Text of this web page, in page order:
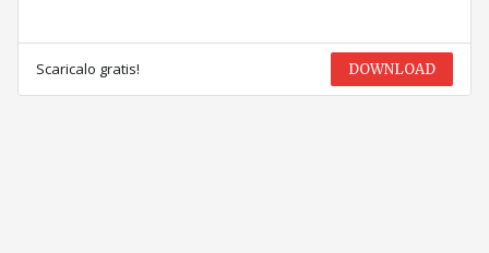
Scaricalo gratis! DOWNLOAD